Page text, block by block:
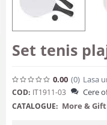
Set tenis
0.00 (0) Lasa
COD: IT1911-03 Cere
CATALOGUE: More & Gift